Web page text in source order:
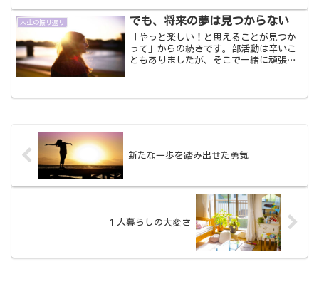
た。週に何度かはデイサー...
人生の振り返り でも、将来の夢は見つからない
「やっと楽しい！と思えることが見つか
って」からの続きです。部活動は辛いこ
ともありましたが、そこで一緒に頑張っ
新たな一歩を踏み出せた勇気
１人暮らしの大変さ